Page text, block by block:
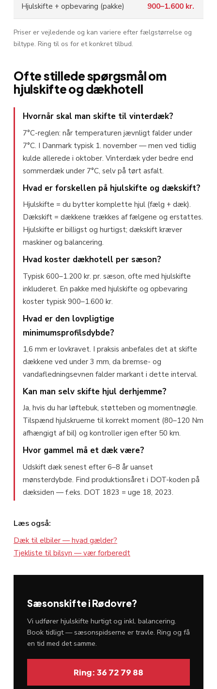
Hjulskifte + opbevaring (pakke) 900–1.600 kr.
Priser er vejledende og kan variere efter fælgstørrelse og
biltype. Ring til os for et konkret tilbud.
Ofte stillede spørgsmål om
hjulskifte og dækhotell
Hvornår skal man skifte til vinterdæk?
7°C-reglen: når temperaturen jævnligt falder under
7°C. I Danmark typisk 1. november — men ved tidlig
kulde allerede i oktober. Vinterdæk yder bedre end
sommerdæk under 7°C, selv på tørt asfalt.
Hvad er forskellen på hjulskifte og dækskift?
Hjulskifte = du bytter komplette hjul (fælg + dæk).
Dækskift = dækkene trækkes af fælgene og erstattes.
Hjulskifte er billigst og hurtigst; dækskift kræver
maskiner og balancering.
Hvad koster dækhotell per sæson?
Typisk 600–1.200 kr. pr. sæson, ofte med hjulskifte
inkluderet. En pakke med hjulskifte og opbevaring
koster typisk 900–1.600 kr.
Hvad er den lovpligtige
minimumsprofilsdybde?
1,6 mm er lovkravet. I praksis anbefales det at skifte
dækkene ved under 3 mm, da bremse- og
vandafledningsevnen falder markant i dette interval.
Kan man selv skifte hjul derhjemme?
Ja, hvis du har løftebuk, støtteben og momentnøgle.
Tilspænd hjulskruerne til korrekt moment (80–120 Nm
afhængigt af bil) og kontroller igen efter 50 km.
Hvor gammel må et dæk være?
Udskift dæk senest efter 6–8 år uanset
mønsterdybde. Find produktionsåret i DOT-koden på
dæksiden — f.eks. DOT 1823 = uge 18, 2023.
Læs også:
Dæk til elbiler — hvad gælder?
Tjekliste til bilsyn — vær forberedt
Sæsonskifte i Rødovre?
Vi udfører hjulskifte hurtigt og inkl. balancering.
Book tidligt — sæsonspidserne er travle. Ring og få
en tid med det samme.
Ring: 36 72 79 88